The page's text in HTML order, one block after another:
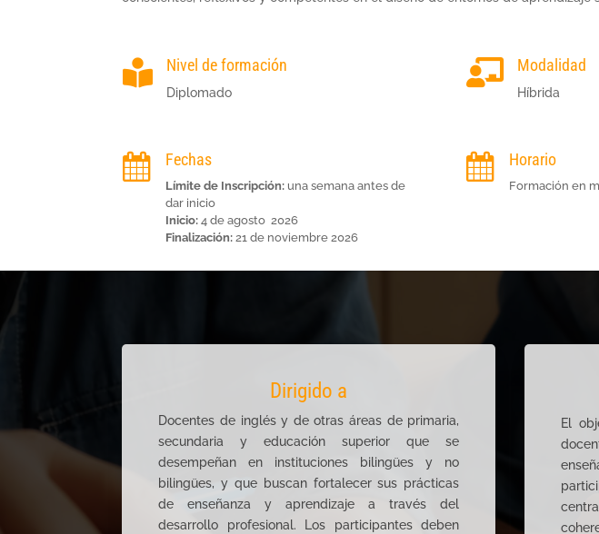
 Nivel de formación
Diplomado
 Modalidad
Híbrida
 Fechas
Límite de Inscripción:una semana antes de
dar inicio
Inicio: 4 de agosto 2026
Finalización: 21 de noviembre 2026
 Horario
Formación en
Dirigido a
Docentes de inglés y de otras áreas de primaria,
secundaria y educación superior que se
desempeñan en instituciones bilingües y no
bilingües, y que buscan fortalecer sus prácticas
de enseñanza y aprendizaje a través del
desarrollo profesional. Los participantes deben
El